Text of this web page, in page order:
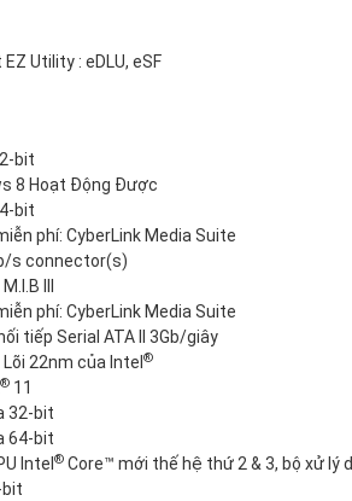
Utility : eDLU, eSF
bit
8 Hoạt Động Được
bit
phí: CyberLink Media Suite
s connector(s)
III
phí: CyberLink Media Suite
tiếp Serial ATA II 3Gb/giây
22nm của Intel ®
® 11
32-bit
64-bit
Intel ® Core™ mới thế hệ thứ 2 & 3, bộ xử lý
bit